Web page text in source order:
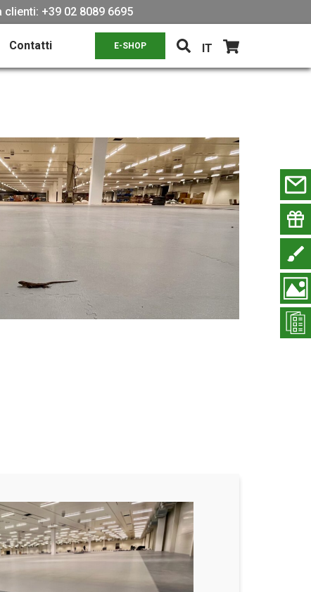
+39 02 8089 6695
Contatti E-SHOP IT